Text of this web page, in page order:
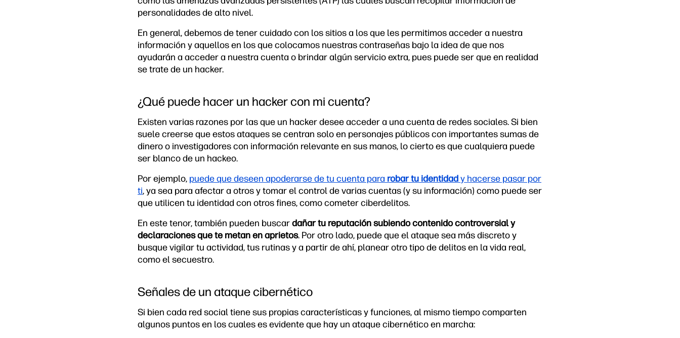
personalidades de alto nivel.
En general, debemos de tener cuidado con los sitios a los que les permitimos acceder a nuestra
información y aquellos en los que colocamos nuestras contraseñas bajo la idea de que nos
ayudarán a acceder a nuestra cuenta o brindar algún servicio extra, pues puede ser que en realidad
se trate de un hacker.
¿Qué puede hacer un hacker con mi cuenta?
Existen varias razones por las que un hacker desee acceder a una cuenta de redes sociales. Si bien
suele creerse que estos ataques se centran solo en personajes públicos con importantes sumas de
dinero o investigadores con información relevante en sus manos, lo cierto es que cualquiera puede
ser blanco de un hackeo.
Por ejemplo, puede que deseen apoderarse de tu cuenta para robar tu identidady hacerse pasar por
ti, ya sea para afectar a otros y tomar el control de varias cuentas (y su información) como puede ser
que utilicen tu identidad con otros fines, como cometer ciberdelitos.
En este tenor, también pueden buscardañar tu reputación subiendo contenido controversial y
declaraciones que te metan en aprietos. Por otro lado, puede que el ataque sea más discreto y
busque vigilar tu actividad, tus rutinas y a partir de ahí, planear otro tipo de delitos en la vida real,
como el secuestro.
Señales de un ataque cibernético
Si bien cada red social tiene sus propias características y funciones, al mismo tiempo comparten
algunos puntos en los cuales es evidente que hay un ataque cibernético en marcha: